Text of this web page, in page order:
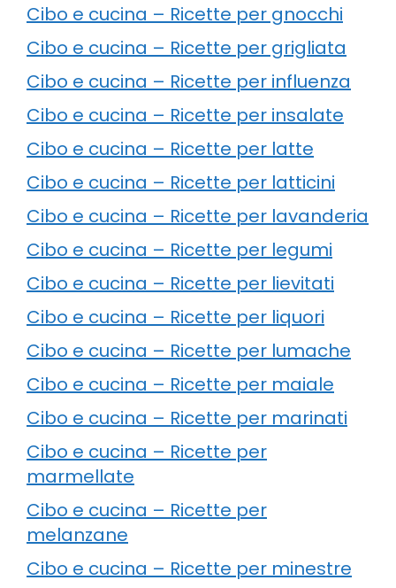
Cibo e cucina – Ricette per gnocchi
Cibo e cucina – Ricette per grigliata
Cibo e cucina – Ricette per influenza
Cibo e cucina – Ricette per insalate
Cibo e cucina – Ricette per latte
Cibo e cucina – Ricette per latticini
Cibo e cucina – Ricette per lavanderia
Cibo e cucina – Ricette per legumi
Cibo e cucina – Ricette per lievitati
Cibo e cucina – Ricette per liquori
Cibo e cucina – Ricette per lumache
Cibo e cucina – Ricette per maiale
Cibo e cucina – Ricette per marinati
Cibo e cucina – Ricette per
marmellate
Cibo e cucina – Ricette per
melanzane
Cibo e cucina – Ricette per minestre